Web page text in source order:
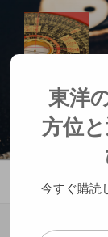
キ
ッ
東洋の
運命を
人生が変わる神
東洋
方位
今すぐ購読
メールアドレスを入力...